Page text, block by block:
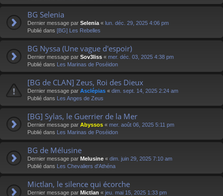
BG Selenia
Dernier message par Selenia « lun. déc. 29, 2025 4:06 pm
Publié dans [BG] Les Rebelles
BG Nyssa (Une vague d'espoir)
Dernier message par Sov3liss « mer. déc. 03, 2025 4:38 pm
Publié dans Les Marinas de Poséidon
[BG de CLAN] Zeus, Roi des Dieux
Dernier message par Asclépias « dim. sept. 14, 2025 2:24 am
Publié dans Les Anges de Zeus
[BG] Sylas, le Guerrier de la Mer
Dernier message par Abyssos « mer. août 06, 2025 5:11 pm
Publié dans Les Marinas de Poséidon
BG de Mélusine
Dernier message par Melusine « dim. juin 29, 2025 7:10 am
Publié dans Les Chevaliers d'Athéna
Mictlan, le silence qui écorche
Dernier message par Mictlan « jeu. mai 15, 2025 1:33 pm